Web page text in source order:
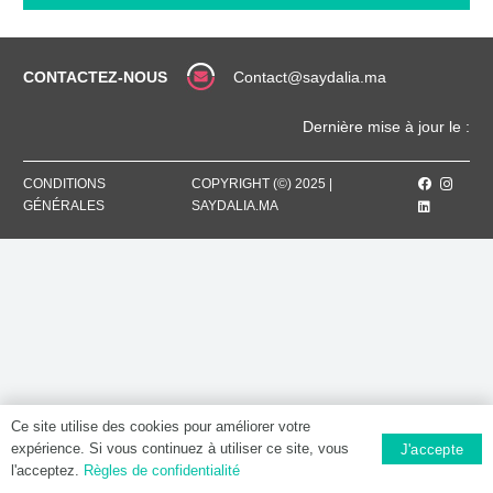
CONTACTEZ-NOUS Contact@saydalia.ma
Dernière mise à jour le :
CONDITIONS
GÉNÉRALES
COPYRIGHT (©) 2025 |
SAYDALIA.MA
Ce site utilise des cookies pour améliorer votre
expérience. Si vous continuez à utiliser ce site, vous
l'acceptez. Règles de confidentialité
J'accepte